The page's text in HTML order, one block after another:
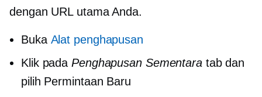
dengan URL utama Anda.
Buka Alat penghapusan
Klik pada Penghapusan Sementaratab dan
pilih Permintaan Baru